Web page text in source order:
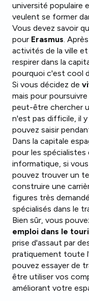
université populaire
veulent se former
Vous devez savoir
pour Erasmus.
activités de la ville
respirer dans la
pourquoi c'est cool
Si vous décidez de
mais pour
peut-être chercher
n'est pas difficile, il
pouvez saisir
Dans la capitale
pour les
informatique, si
pouvez trouver un
construire une
figures très
spécialisés dans le
Bien sûr, vous
emploi dans le
prise d'assaut par
pratiquement toute
pouvez essayer de
être utiliser vos
améliorant votre